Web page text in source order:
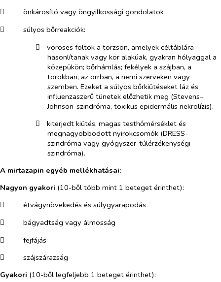
​
önkárosító vagy öngyilkossági gondolatok
​
súlyos bőrreakciók:
​
vöröses foltok a törzsön, amelyek céltáblára
hasonlítanak vagy kör alakúak, gyakran hólyaggal a
közepükön; bőrhámlás; fekélyek a szájban, a
torokban, az orrban, a nemi szerveken vagy
szemben. Ezeket a súlyos bőrkiütéseket láz és
influenzaszerű tünetek előzhetik meg (Stevens–
Johnson-szindróma, toxikus epidermális nekrolízis).
​
kiterjedt kiütés, magas testhőmérséklet és
megnagyobbodott nyirokcsomók (DRESS-
szindróma vagy gyógyszer-túlérzékenységi
szindróma).
A mirtazapin egyéb mellékhatásai:
Nagyon gyakori (10-ből több mint 1 beteget érinthet):
​
étvágynövekedés és súlygyarapodás
​
bágyadtság vagy álmosság
​
fejfájás
​
szájszárazság
Gyakori (10-ből legfeljebb 1 beteget érinthet):